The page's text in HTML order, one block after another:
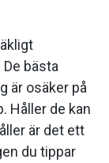
bästa
är osäker på
Håller de kan
är det ett
du tippar